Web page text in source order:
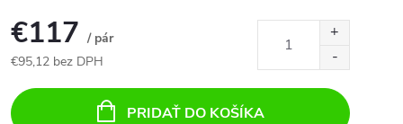
€117 / pár
€95,12 bez DPH
cena:
PRIDAŤ DO KOŠÍKA